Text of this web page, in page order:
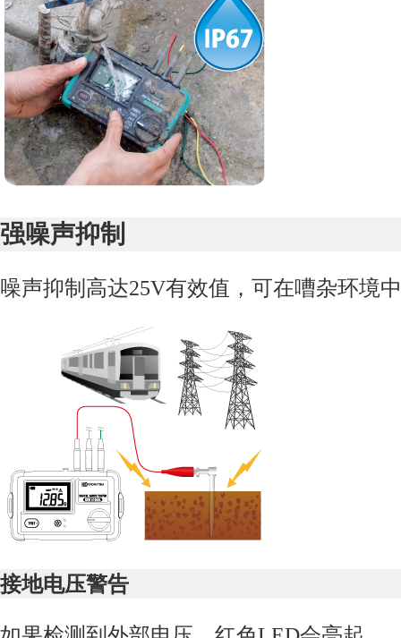
强噪声抑制
噪声抑制高达25V有效值，可在嘈杂环境
接地电压警告